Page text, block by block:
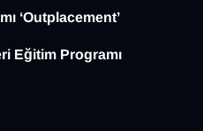
‘Outplacement’
Eğitim Programı